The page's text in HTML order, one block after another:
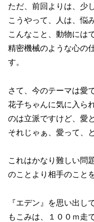
ただ、前回よりは、少
こうやって、人は、悩
こんなこと、動物には
精密機械のような心の
す。
さて、今のテーマは愛
花子ちゃんに気に入ら
のは立派ですけど、愛
それじゃぁ、愛って、
これはかなり難しい問
のことより相手のこと
『エデン』を思い出し
もこみは、１００ｍ走